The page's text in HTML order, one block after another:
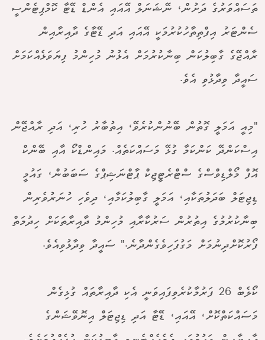
ތަސައްވަރުގެ ދަށުން، ނޭޝަނަލް އޭއައި އެންޑް ޑޭޓާ ކޮމްޕިޓެންސީ
ސެންޓަރު އިފްތިތާހުކުރުމަކީ އޭއައި އަދި ޑޭޓާގެ ދާއިރާއިން
ރާއްޖޭގެ ގާބިލުކަން ބިނާކުރުމަށް އެޅުނު މުހިންމު ފިޔަވަޅެއްކަމަށް
ސައީދާ ވިދާޅުވި އެވެ.
"މިއީ އަމަލީ ގޮތުން ބޭނުންކުރެވޭ، އިތުބާރު ހުރި، އަދި ރާއްޖޭން
އިސްކަންދޭ ކަންކަމާ ގުޅޭ މަސައްކަތެއް. މައިންޑްކޯ އާއި ބޭންކް
އޮފް މޯލްޑިވްސްގެ ސްޓްރެޓީޖިކް ޕާޓްނަޝިޕްގެ ސަބަބުން، ގައުމީ
ޑިޖިޓަލް ބަދަލުތަކާއި، އަމަލީ ގާބިލުކަމާއި، ދިވެހި ހުނަރުވެރިން
ބިނާކުރުމުގެ އިތުރުން ސަރުކާރާއި މުހިންމު ދާއިރާތަކަށް ހިދުމަތް
ފޯރުކޮށްދިނުމަށް މަގުފަހިވެގެންދާނެ." ސައީދާ ވިދާޅުވިއެވެ.
ކޯލެބް 26 ފަރުމާކުރެވިފައިވަނީ އެކި ދާއިރާތައް ގުޅިގެން
މަސައްކަތްކޮށް، އޭއައި، ޑޭޓާ އަދި ޑިޖިޓަލް އިނޮވޭޝަންގެ